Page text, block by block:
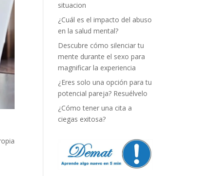
situacion
¿Cuál es el impacto del abuso
en la salud mental?
Descubre cómo silenciar tu
mente durante el sexo para
magnificar la experiencia
¿Eres solo una opción para tu
potencial pareja? Resuélvelo
¿Cómo tener una cita a
ciegas exitosa?